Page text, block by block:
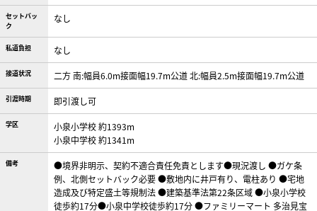
セットバッ
ク
なし
私道負担 なし
接道状況 二方 南:幅員6.0m接面幅19.7m公道 北:幅員2.5m接面幅19.7m公道
引渡時期 即引渡し可
学区
小泉小学校 約1393m
小泉中学校 約1341m
備考
●境界非明示、契約不適合責任免責とします●現況渡し ●ガケ条
例、北側セットバック必要 ●敷地内に井戸有り、電柱あり ●宅地
造成及び特定盛土等規制法 ●建築基準法第22条区域 ●小泉小学校
徒歩約17分●小泉中学校徒歩約17分 ●ファミリーマート 多治見宝